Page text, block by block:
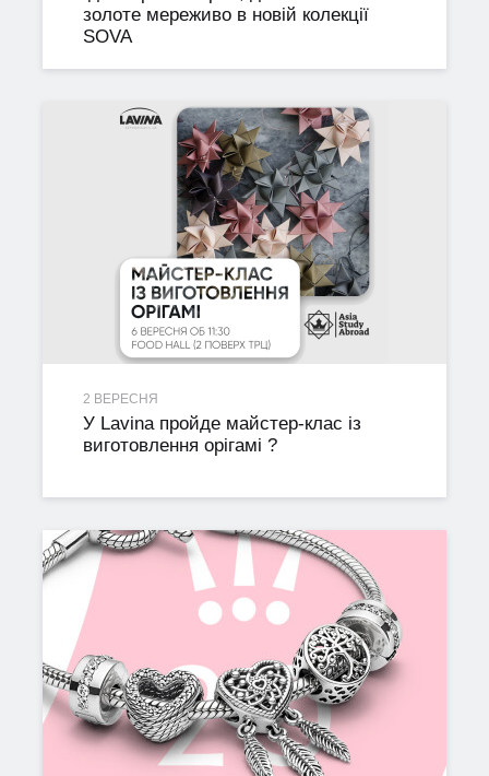
золоте мереживо в новій колекції
SOVA
2 ВЕРЕСНЯ
У Lavina пройде майстер-клас із
виготовлення орігамі ?